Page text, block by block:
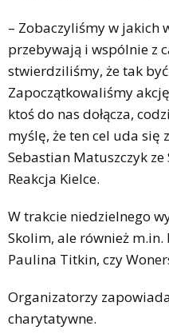
– Zobaczyliśmy w jakich
przebywają i wspólnie z
stwierdziliśmy, że tak
Zapoczątkowaliśmy
ktoś do nas dołącza,
myślę, że ten cel uda się
Sebastian Matuszczyk
Reakcja Kielce.
W trakcie niedzielnego
Skolim, ale również m.in.
Paulina Titkin, czy
Organizatorzy
charytatywne.